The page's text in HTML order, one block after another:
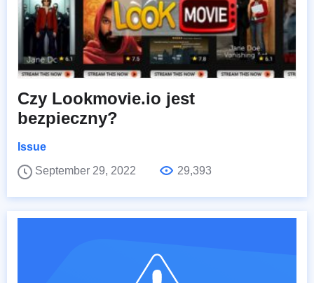
Czy Lookmovie.io jest
bezpieczny?
Issue
September 29, 2022
29,393